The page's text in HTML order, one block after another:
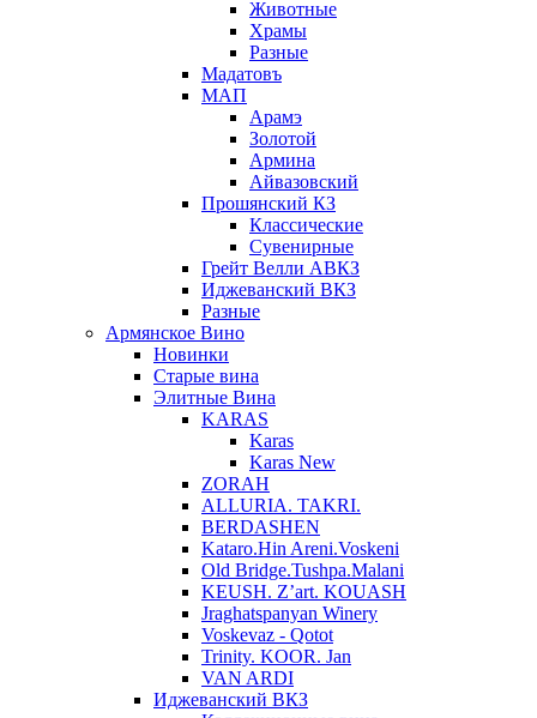
Животные
Храмы
Разные
Мадатовъ
МАП
Арамэ
Золотой
Армина
Айвазовский
Прошянский КЗ
Классические
Сувенирные
Грейт Велли АВКЗ
Иджеванский ВКЗ
Разные
Армянское Вино
Новинки
Старые вина
Элитные Вина
KARAS
Karas
Karas New
ZORAH
ALLURIA. TAKRI.
BERDASHEN
Kataro.Hin Areni.Voskeni
Old Bridge.Tushpa.Malani
KEUSH. Z’art. KOUASH
Jraghatspanyan Winery
Voskevaz - Qotot
Trinity. KOOR. Jan
VAN ARDI
Иджеванский ВКЗ